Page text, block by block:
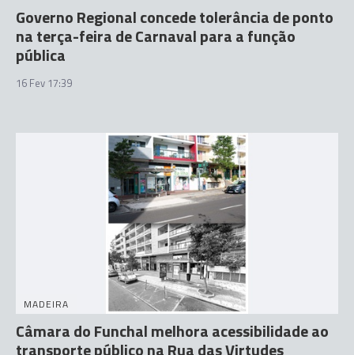
Governo Regional concede tolerância de ponto
na terça-feira de Carnaval para a função
pública
16 Fev 17:39
MADEIRA
Câmara do Funchal melhora acessibilidade ao
transporte público na Rua das Virtudes